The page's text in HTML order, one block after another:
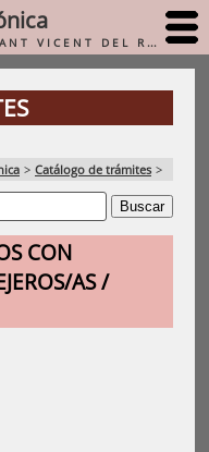
SAN VICENTE DEL RASPEIG/SANT VICENT DEL RASPEIG
> Catálogo de trámites >
CON
AS /